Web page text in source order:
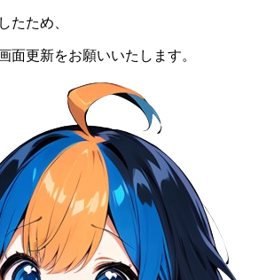
たため、
面更新をお願いいたします。